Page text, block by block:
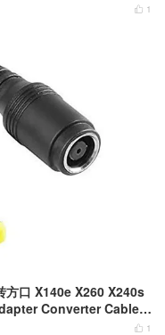
 1
口 X140e X260 X240s
Converter Cable C
T440s, T540p, X1 Car
 1